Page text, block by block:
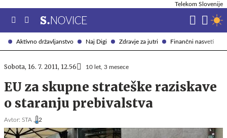
Aktivno državljanstvo Naj Digi Zdravje za jutri Finančni nasveti
Telekom Slovenije
Sobota, 16. 7. 2011, 12.56 10 let, 3 mesece
EU za skupne strateške raziskave
o staranju prebivalstva
Avtor: STA , 2